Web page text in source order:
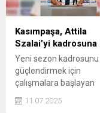
sürdüğünü açıkladı.
Kasımpaşa, Attila
Szalai’yi kadrosuna
Yeni sezon kadrosunu
güçlendirmek için
çalışmalara başlayan
Kasımpaşa SK
Attila Szalai'yi kattığını
11.07.2025